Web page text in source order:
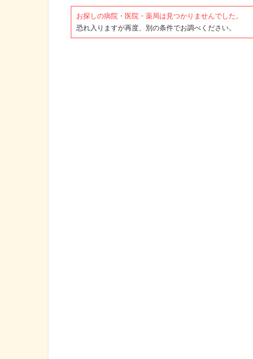
お探しの病院・医院・薬局は見つかりませんでした。
恐れ入りますが再度、別の条件でお調べください。